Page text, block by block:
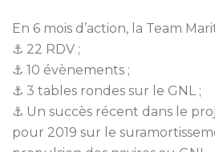
En 6 mois d’action, la Team
⚓ 22 RDV ;
⚓ 10 évènements ;
⚓ 3 tables rondes sur le GNL ;
⚓ Un succès récent dans le
pour 2019 sur le